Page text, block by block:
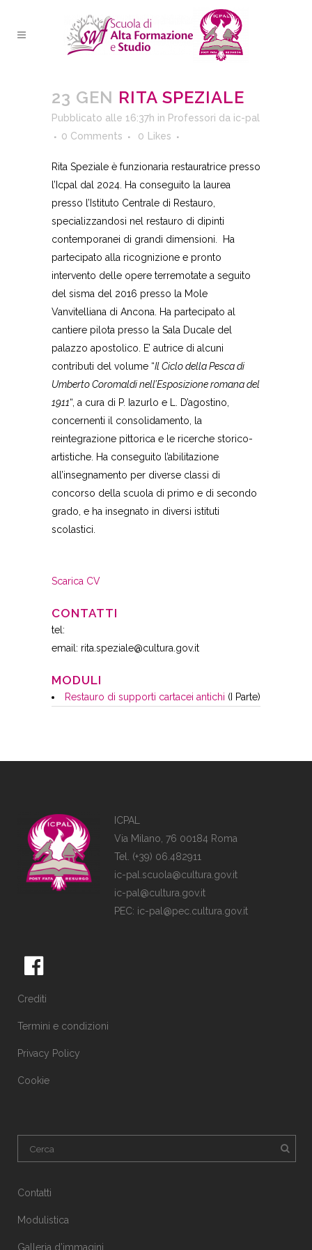
23 GEN RITA SPEZIALE
Pubblicato alle 16:37h in Professori da ic-pal
0 Comments
0 Likes
Rita Speziale è funzionaria restauratrice presso
l’Icpal dal 2024. Ha conseguito la laurea
presso l’Istituto Centrale di Restauro,
specializzandosi nel restauro di dipinti
contemporanei di grandi dimensioni. Ha
partecipato alla ricognizione e pronto
intervento delle opere terremotate a seguito
del sisma del 2016 presso la Mole
Vanvitelliana di Ancona. Ha partecipato al
cantiere pilota presso la Sala Ducale del
palazzo apostolico. E’ autrice di alcuni
contributi del volume “Il Ciclo della Pesca di
Umberto Coromaldi nell’Esposizione romana del
1911“, a cura di P. Iazurlo e L. D’agostino,
concernenti il consolidamento, la
reintegrazione pittorica e le ricerche storico-
artistiche. Ha conseguito l’abilitazione
all’insegnamento per diverse classi di
concorso della scuola di primo e di secondo
grado, e ha insegnato in diversi istituti
scolastici.
Scarica CV
CONTATTI
tel:
email: rita.speziale@cultura.gov.it
MODULI
Restauro di supporti cartacei antichi (I Parte)
ICPAL
Via Milano, 76 00184 Roma
Tel. (+39) 06.482911
ic-pal.scuola@cultura.gov.it
ic-pal@cultura.gov.it
PEC: ic-pal@pec.cultura.gov.it
Crediti
Termini e condizioni
Privacy Policy
Cookie
Contatti
Modulistica
Galleria d’immagini